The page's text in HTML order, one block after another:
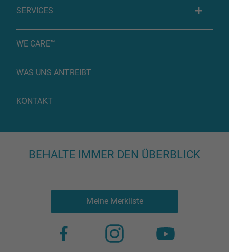
SERVICES
WE CARE™
WAS UNS ANTREIBT
KONTAKT
BEHALTE IMMER DEN ÜBERBLICK
Meine Merkliste